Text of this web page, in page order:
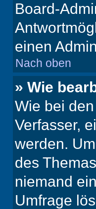
Board-
einen
Nach oben
» Wie
Wie bei
Verfasser,
werden.
des
niemand
Umfrage